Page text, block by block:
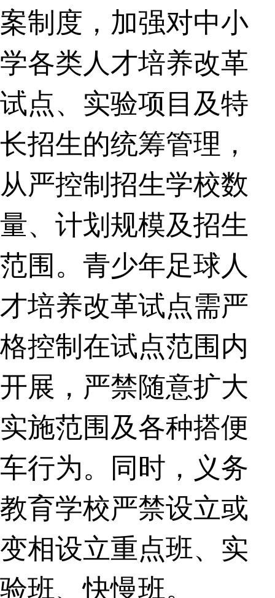
案制度，加强对中小
学各类人才培养改革
试点、实验项目及特
长招生的统筹管理，
从严控制招生学校数
量、计划规模及招生
范围。青少年足球人
才培养改革试点需严
格控制在试点范围内
开展，严禁随意扩大
实施范围及各种搭便
车行为。同时，义务
教育学校严禁设立或
变相设立重点班、实
验班、快慢班。